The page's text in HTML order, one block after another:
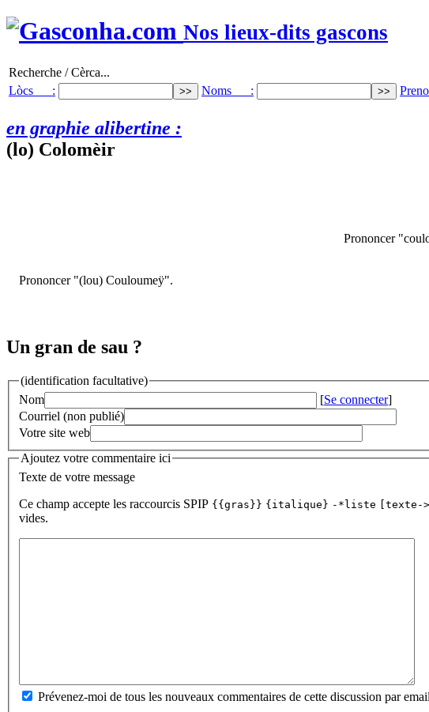
Nos lieux-dits gascons
Recherche / Cèrca...
Lòcs :
Noms :
en graphie alibertine :
(lo) Colomèir
Prononcer
Prononcer "(lou) Couloumeÿ".
Un gran de sau ?
(identification facultative)
Nom
[Se connecter]
Courriel (non publié)
Votre site web
Ajoutez votre commentaire ici
Texte de votre message
Ce champ accepte les raccourcis SPIP {{gras}} {italique} -*liste [texte-
vides.
Prévenez-moi de tous les nouveaux commentaires de cette discussion par email